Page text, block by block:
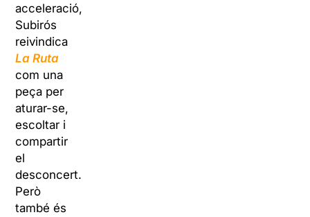
acceleració,
Subirós
reivindica
La Ruta
com una
peça per
aturar-se,
escoltar i
compartir
el
desconcert.
Però
també és